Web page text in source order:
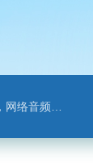
播，班班通